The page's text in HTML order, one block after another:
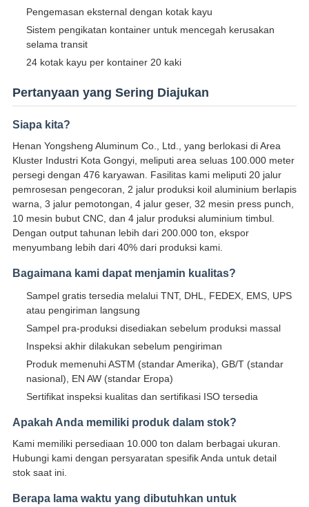
Pengemasan eksternal dengan kotak kayu
Sistem pengikatan kontainer untuk mencegah kerusakan
selama transit
24 kotak kayu per kontainer 20 kaki
Pertanyaan yang Sering Diajukan
Siapa kita?
Henan Yongsheng Aluminum Co., Ltd., yang berlokasi di Area
Kluster Industri Kota Gongyi, meliputi area seluas 100.000 meter
persegi dengan 476 karyawan. Fasilitas kami meliputi 20 jalur
pemrosesan pengecoran, 2 jalur produksi koil aluminium berlapis
warna, 3 jalur pemotongan, 4 jalur geser, 32 mesin press punch,
10 mesin bubut CNC, dan 4 jalur produksi aluminium timbul.
Dengan output tahunan lebih dari 200.000 ton, ekspor
menyumbang lebih dari 40% dari produksi kami.
Bagaimana kami dapat menjamin kualitas?
Sampel gratis tersedia melalui TNT, DHL, FEDEX, EMS, UPS
atau pengiriman langsung
Sampel pra-produksi disediakan sebelum produksi massal
Inspeksi akhir dilakukan sebelum pengiriman
Produk memenuhi ASTM (standar Amerika), GB/T (standar
nasional), EN AW (standar Eropa)
Sertifikat inspeksi kualitas dan sertifikasi ISO tersedia
Apakah Anda memiliki produk dalam stok?
Kami memiliki persediaan 10.000 ton dalam berbagai ukuran.
Hubungi kami dengan persyaratan spesifik Anda untuk detail
stok saat ini.
Berapa lama waktu yang dibutuhkan untuk